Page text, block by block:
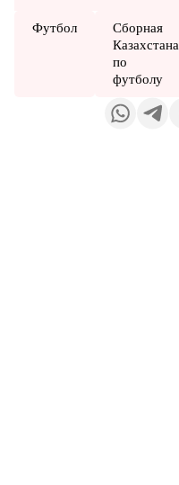
Футбол
Сборная
Казахстана
по
футболу